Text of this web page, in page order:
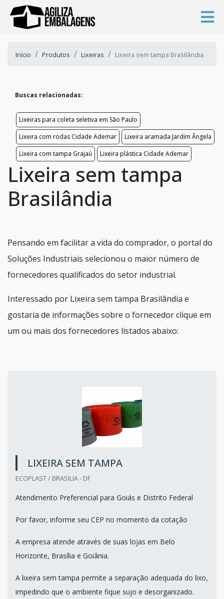
Início Produtos Lixeiras Lixeira sem tampa Brasilândia
Buscas relacionadas:
Lixeiras para coleta seletiva em São Paulo
Lixeira com rodas Cidade Ademar
Lixeira aramada Jardim Ângela
Lixeira com tampa Grajaú
Lixeira plástica Cidade Ademar
Lixeira sem tampa
Brasilândia
Pensando em facilitar a vida do comprador, o portal do
Soluções Industriais selecionou o maior número de
fornecedores qualificados do setor industrial.
Interessado por Lixeira sem tampa Brasilândia e
gostaria de informações sobre o fornecedor clique em
um ou mais dos fornecedores listados abaixo:
LIXEIRA SEM TAMPA
ECOPLAST / BRASILIA - DF
Atendimento Preferencial para Goiás e Distrito Federal
Por favor, informe seu CEP no momento da cotação
A empresa atende através de suas lojas em Belo
Horizonte, Brasília e Goiânia.
A lixeira sem tampa permite a separação adequada do lixo,
impedindo que o ambiente fique sujo e desorganizado.